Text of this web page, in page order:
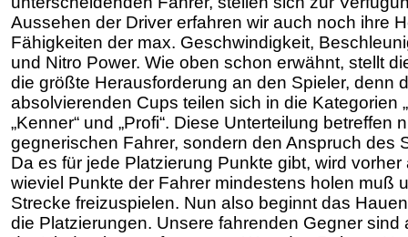
Aussehen der Driver erfahren wir auch noch ihre
Fähigkeiten der max. Geschwindigkeit,
und Nitro Power. Wie oben schon erwähnt, stellt
die größte Herausforderung an den Spieler, denn
absolvierenden Cups teilen sich in die Kategorien
„Kenner“ und „Profi“. Diese Unterteilung betreffen
gegnerischen Fahrer, sondern den Anspruch des
Da es für jede Platzierung Punkte gibt, wird vorher
wieviel Punkte der Fahrer mindestens holen muß
Strecke freizuspielen. Nun also beginnt das
die Platzierungen. Unsere fahrenden Gegner sind